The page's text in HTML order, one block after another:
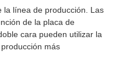
la línea de producción. Las
de la placa de
cara pueden utilizar la
más